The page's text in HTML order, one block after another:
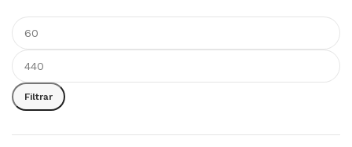
Filtrar